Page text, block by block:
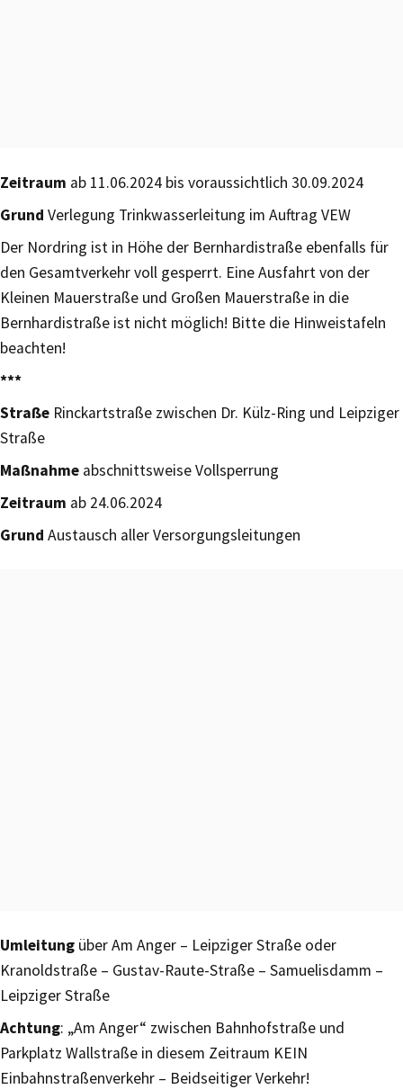
Zeitraum ab 11.06.2024 bis voraussichtlich 30.09.2024
Grund Verlegung Trinkwasserleitung im Auftrag VEW
Der Nordring ist in Höhe der Bernhardistraße ebenfalls für
den Gesamtverkehr voll gesperrt. Eine Ausfahrt von der
Kleinen Mauerstraße und Großen Mauerstraße in die
Bernhardistraße ist nicht möglich! Bitte die Hinweistafeln
beachten!
***
Straße Rinckartstraße zwischen Dr. Külz-Ring und Leipziger
Straße
Maßnahme abschnittsweise Vollsperrung
Zeitraum ab 24.06.2024
Grund Austausch aller Versorgungsleitungen
Umleitung über Am Anger – Leipziger Straße oder
Kranoldstraße – Gustav-Raute-Straße – Samuelisdamm –
Leipziger Straße
Achtung: „Am Anger“ zwischen Bahnhofstraße und
Parkplatz Wallstraße in diesem Zeitraum KEIN
Einbahnstraßenverkehr – Beidseitiger Verkehr!